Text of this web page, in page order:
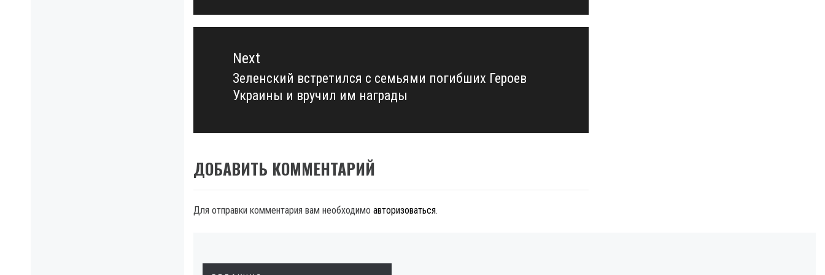
Next
Next
post:
Зеленский встретился с семьями погибших Героев
Украины и вручил им награды
ДОБАВИТЬ КОММЕНТАРИЙ
Для отправки комментария вам необходимо авторизоваться.